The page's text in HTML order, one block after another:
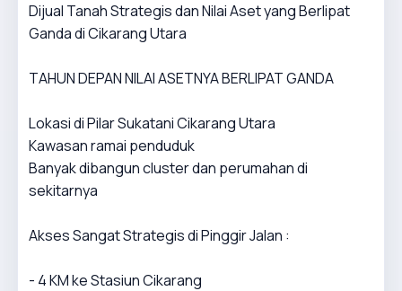
Dijual Tanah Strategis dan Nilai Aset yang Berlipat
Ganda di Cikarang Utara
TAHUN DEPAN NILAI ASETNYA BERLIPAT GANDA
Lokasi di Pilar Sukatani Cikarang Utara
Kawasan ramai penduduk
Banyak dibangun cluster dan perumahan di
sekitarnya
Akses Sangat Strategis di Pinggir Jalan :
- 4 KM ke Stasiun Cikarang